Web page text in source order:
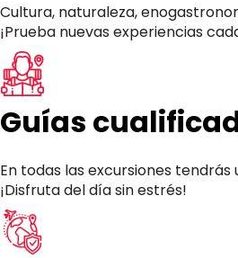
Cultura, naturaleza,
¡Prueba nuevas experiencias
Guías
En todas las excursiones
¡Disfruta del día sin estrés!